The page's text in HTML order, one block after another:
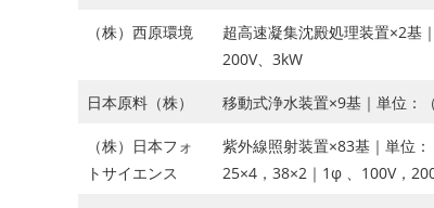
（株）西原環境
超高速凝集沈殿処理装置×2基
200V、3kW
日本原料（株） 移動式浄水装置×9基｜単位：
（株）日本フォ
トサイエンス
紫外線照射装置×83基｜単位
25×4，38×2｜1φ 、100V，